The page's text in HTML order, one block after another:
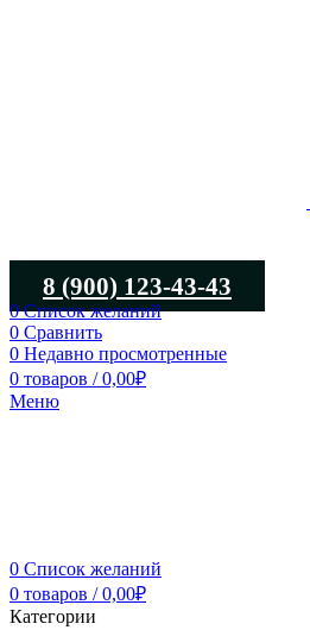
8 (900) 123-43-43
0Список желаний
0 Сравнить
0 Недавно просмотренные
0 товаров / 0,00₽
Меню
0 Список желаний
0 товаров / 0,00₽
Категории